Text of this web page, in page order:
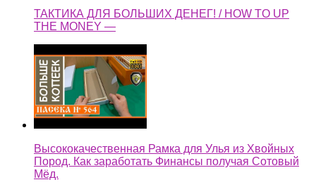
ТАКТИКА ДЛЯ БОЛЬШИХ ДЕНЕГ! / HOW TO UP
THE MONEY —
Высококачественная Рамка для Улья из Хвойных
Пород. Как заработать Финансы получая Сотовый
Мёд.